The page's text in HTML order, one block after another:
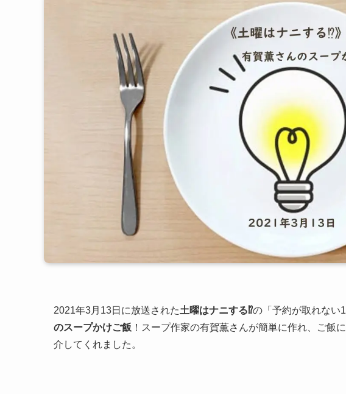
2021年3月13日に放送された土曜はナニする⁉の「予約が取れない
のスープかけご飯 ！スープ作家の有賀薫さんが簡単に作れ、ご飯
介してくれました。